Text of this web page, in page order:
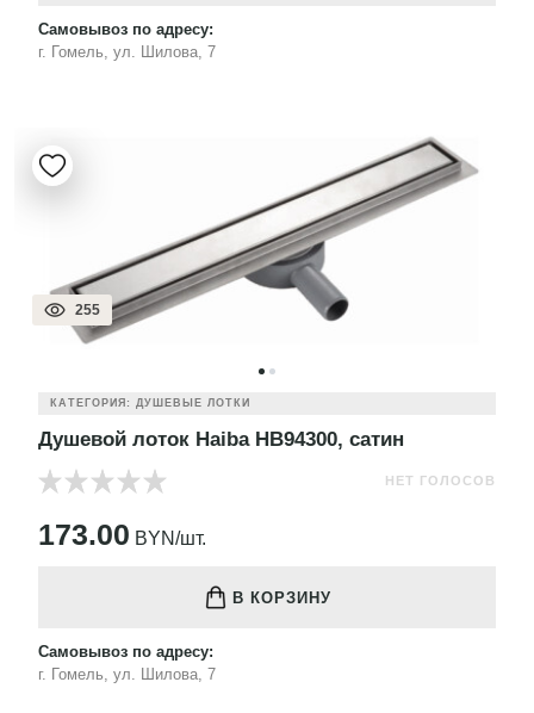
Самовывоз по адресу:
г. Гомель, ул. Шилова, 7
255
КАТЕГОРИЯ: ДУШЕВЫЕ ЛОТКИ
Душевой лоток Haiba HB94300, сатин
НЕТ ГОЛОСОВ
173.00 BYN/шт.
В КОРЗИНУ
Самовывоз по адресу:
г. Гомель, ул. Шилова, 7